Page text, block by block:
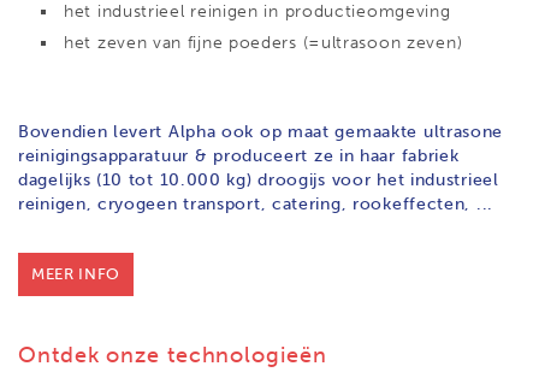
het industrieel reinigen in productieomgeving
het zeven van fijne poeders (=ultrasoon zeven)
Bovendien levert Alpha ook op maat gemaakte ultrasone
reinigingsapparatuur & produceert ze in haar fabriek
dagelijks (10 tot 10.000 kg) droogijs voor het industrieel
reinigen, cryogeen transport, catering, rookeffecten, ...
MEER INFO
Ontdek onze technologieën